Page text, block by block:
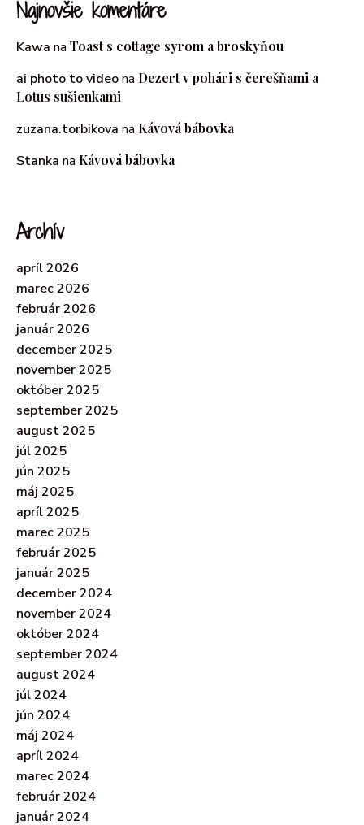
Najnovšie komentáre
Kawa na Toast s cottage syrom a broskyňou
ai photo to videona Dezert v pohári s čerešňami a
Lotus sušienkami
zuzana.torbikova na Kávová bábovka
Stanka na Kávová bábovka
Archív
apríl 2026
marec 2026
február 2026
január 2026
december 2025
november 2025
október 2025
september 2025
august 2025
júl 2025
jún 2025
máj 2025
apríl 2025
marec 2025
február 2025
január 2025
december 2024
november 2024
október 2024
september 2024
august 2024
júl 2024
jún 2024
máj 2024
apríl 2024
marec 2024
február 2024
január 2024